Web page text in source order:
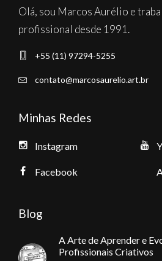
Olá, sou Marcos Aurélio e
profissional desde 1991.
+55 (11) 97294-5255
contato@marcosaurelio.art.br
Minhas Redes
Instagram
Facebook
Blog
A Arte de Aprender e
Profissionais Criativos